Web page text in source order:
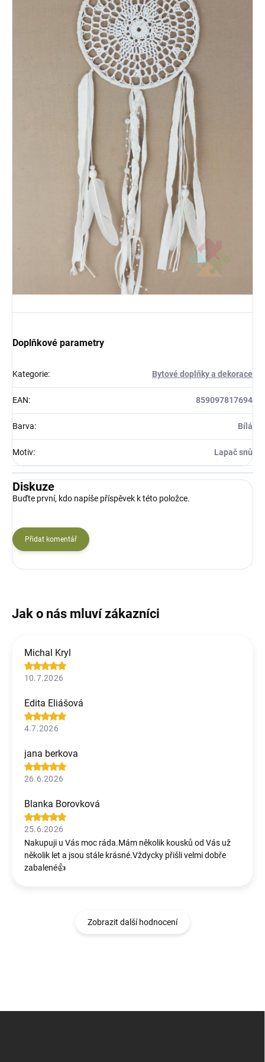
Doplňkové parametry
Kategorie: Bytové doplňky a dekorace
EAN: 859097817694
Barva: Bílá
Motiv: Lapač snů
Diskuze
Buďte první, kdo napíše příspěvek k této položce.
Přidat komentář
Michal Kryl
10.7.2026
Edita Eliášová
4.7.2026
jana berkova
26.6.2026
Blanka Borovková
25.6.2026
Nakupuji u Vás moc ráda.Mám několik kousků od Vás už
několik let a jsou stále krásné.Vždycky přišli velmi dobře
zabalené👍
Zobrazit další hodnocení